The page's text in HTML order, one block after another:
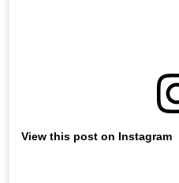
View this post on Instagram